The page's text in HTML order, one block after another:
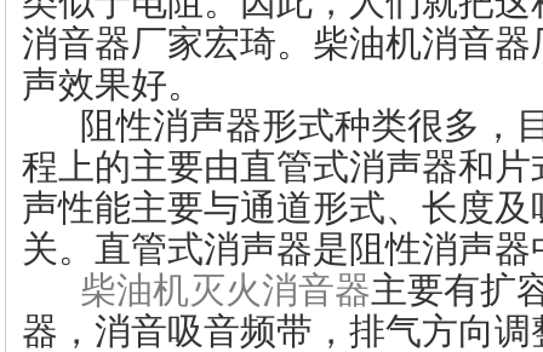
消音器厂家宏琦。 柴油机消音器
声效果好。
阻性消声器形式种类很多，
程上的主要由直管式消声器和
声性能主要与通道形式、长度
关。直管式消声器是阻性消声
柴油机灭火消音器主要有扩
器，消音吸音频带，排气方向